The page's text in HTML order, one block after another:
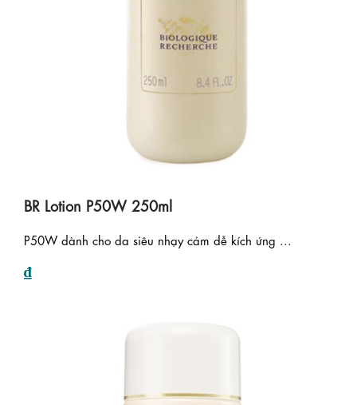
BR Lotion P50W 250ml
P50W dành cho da siêu nhạy cảm dễ kích ứng ...
₫